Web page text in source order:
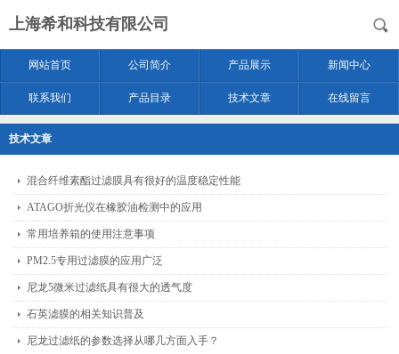
上海希和科技有限公司
网站首页 公司简介 产品展示 新闻中心
联系我们 产品目录 技术文章 在线留言
技术文章
混合纤维素酯过滤膜具有很好的温度稳定性能
ATAGO折光仪在橡胶油检测中的应用
常用培养箱的使用注意事项
PM2.5专用过滤膜的应用广泛
尼龙5微米过滤纸具有很大的透气度
石英滤膜的相关知识普及
尼龙过滤纸的参数选择从哪几方面入手？